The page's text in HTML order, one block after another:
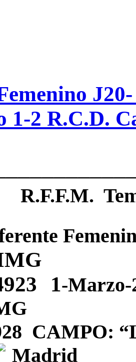
1-2 R.C.D.
R.F.F.M.
1-Marzo-
CAMPO: